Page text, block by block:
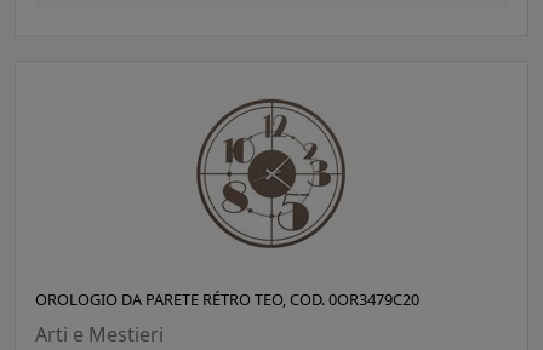
OROLOGIO DA PARETE RÉTRO TEO, COD. 0OR3479C20
Arti e Mestieri